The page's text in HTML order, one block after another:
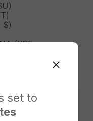
set to
$)
(XPF
UNIS